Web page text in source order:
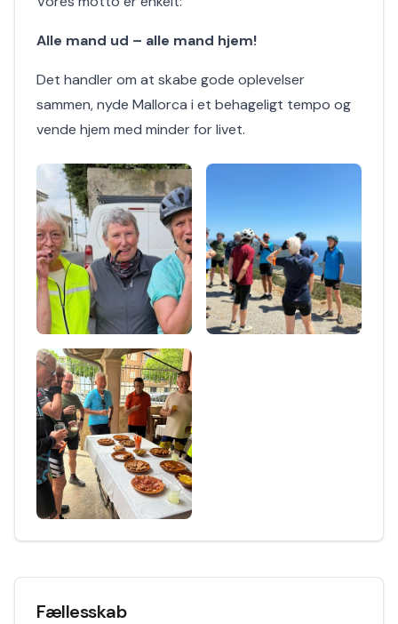
Alle mand ud – alle mand hjem!
Det handler om at skabe gode oplevelser
sammen, nyde Mallorca i et behageligt tempo og
vende hjem med minder for livet.
Fællesskab